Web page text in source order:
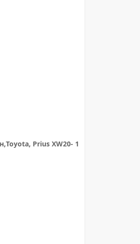
Prius XW20- 1